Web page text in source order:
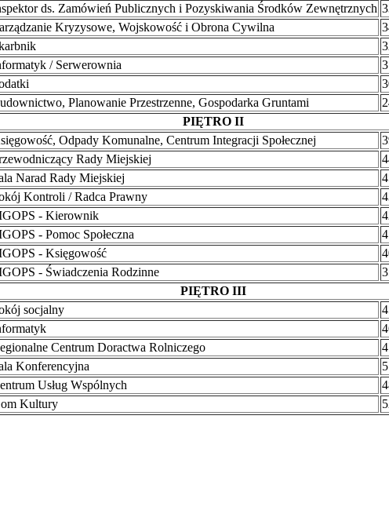
ds. Zamówień Publicznych i Pozyskiwania Środków Zewnętrznych
Kryzysowe, Wojskowość i Obrona Cywilna
/ Serwerownia
Planowanie Przestrzenne, Gospodarka Gruntami
PIĘTRO II
Odpady Komunalne, Centrum Integracji Społecznej
Rady Miejskiej
Narad Rady Miejskiej
Kontroli / Radca Prawny
- Kierownik
- Pomoc Społeczna
- Księgowość
- Świadczenia Rodzinne
PIĘTRO III
socjalny
Centrum Doractwa Rolniczego
Konferencyjna
Usług Wspólnych
Kultury